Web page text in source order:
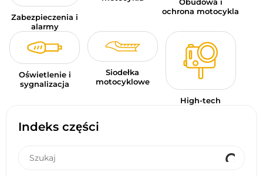
Indeks części
Zabezpieczenia i
alarmy
ochrona motocykla
Oświetlenie i
sygnalizacja
Siodełka
motocyklowe
High-tech